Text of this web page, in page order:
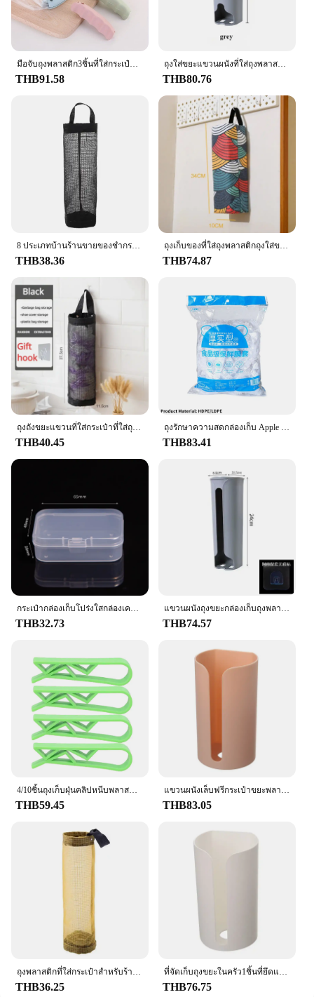
THB91.58
ถุงใส่ขยะแขวนผนังที่ใส่ถุงพลาสติกสำหรับห้องครัวกล่องเก็บของห้องน้ำถุงขยะที่ใส่ของในห้องครัวอุปกรณ์เสริมสำหรับห้องครัว
THB80.76
THB38.36
ถุงเก็บของที่ใส่ถุงพลาสติกถุงใส่ขยะแบบแขวนถุงเก็บของเศษขยะแบบดึงติดผนังสีประกบกันติดผนัง1ชิ้น
THB74.87
THB40.45 THB83.41
กระเป๋ากล่องเก็บโปร่งใสกล่องเครื่องประดับกล่องพลาสติกกล่องลึกลับกระเป๋าตุ๊กตาน่ารักจัดระเบียบพร้อมพวงกุญแจกันฝุ่น
THB32.73
แขวนผนังถุงขยะกล่องเก็บถุงพลาสติกผู้ถือห้องน้ําถังขยะกระเป๋าอุปกรณ์ครัว 24 ซม
THB74.57
4/10ชิ้นถุงเก็บฝุ่นคลิปหนีบพลาสติกที่จับสำหรับห้องครัวสำนักงานบ้านขยะเครื่องมือตั้งแคมป์กลางแจ้ง
THB59.45
แขวนผนังเล็บฟรีกระเป๋าขยะพลาสติกผู้ถือติดตั้งถังขยะกล่องเก็บกระเป๋าผ้าฝ้าย Pad คอนเทนเนอร์สำหรับ Home Kitchen ห้องน้ำ
THB83.05
ถุงพลาสติกที่ใส่กระเป๋าสำหรับร้านขายของชำ24รูปแบบกระเป๋าเก็บของถุงใส่ขยะอุปกรณ์เครื่องครัวทุกวัน
THB36.25
ที่จัดเก็บถุงขยะในครัว1ชิ้นที่ยึดแบบไม่ต้องเจาะรูติดผนังอุปกรณ์ห้องน้ำที่ใส่ถุงพลาสติกห้องครัว
THB76.75